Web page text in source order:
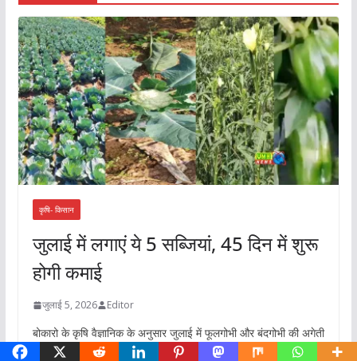
कृषि- किसान
जुलाई में लगाएं ये 5 सब्जियां, 45 दिन में शुरू
होगी कमाई
जुलाई 5, 2026 Editor
बोकारो के कृषि वैज्ञानिक के अनुसार जुलाई में फूलगोभी और बंदगोभी की अगेती
खेती करना बेहतर विकल्प है. यह फसल